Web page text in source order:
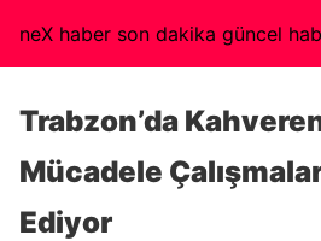
neX haber son dakika güncel
Trabzon’da
Mücadele
Ediyor